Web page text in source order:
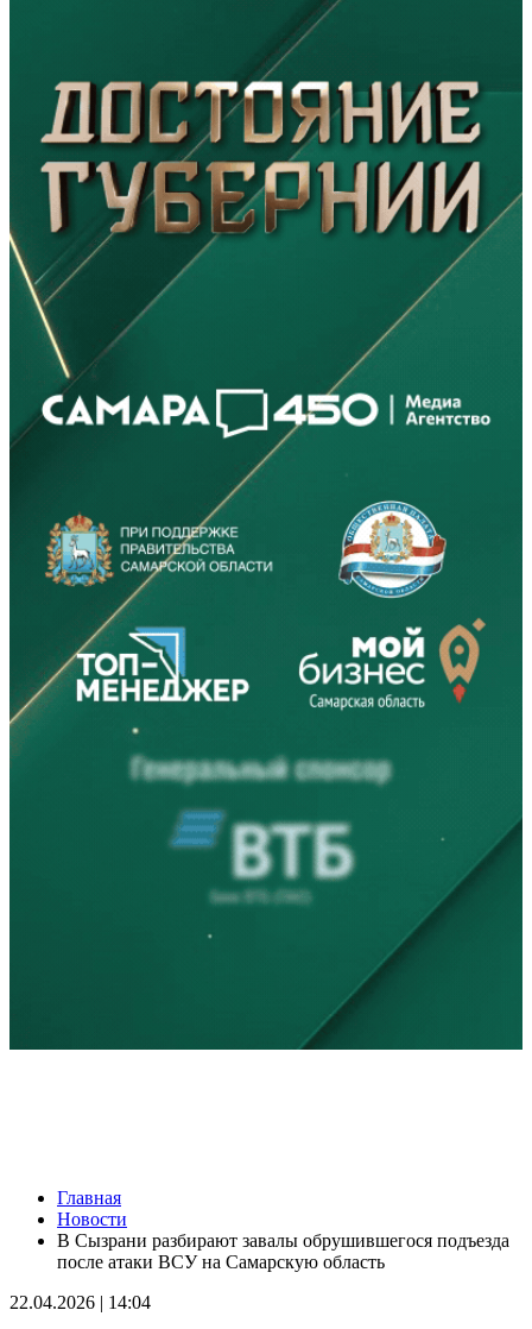
В Самаре представят последнюю книгу Виталия Стадникова о
Фабрике-кухне
09.08.2026 | 22:05
Как помочь кошке справиться со стрессом: советы эксперта
Эксперт рассказал, как мошенники используют старые сим-
Главная
Новости
В Сызрани разбирают завалы обрушившегося подъезда
после атаки ВСУ на Самарскую область
22.04.2026 | 14:04